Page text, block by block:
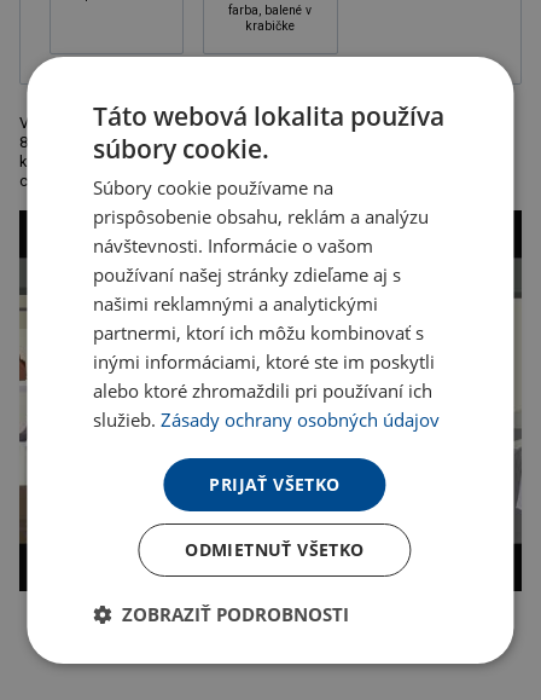
farba, balené v
krabičke
Vreckové zápisník A6 , pevné dosky, záložka, gumička pre uzatvorenie,
80 linkovaných listov, vrecko na zadnej strane. Balené v darčekovej
krabičke. Lepenka s papierom imitujúcim kožu. Rozmery: 14 x 1,5 x 9,5
cm.
Táto webová lokalita používa
súbory cookie.
Súbory cookie používame na
prispôsobenie obsahu, reklám a analýzu
návštevnosti. Informácie o vašom
používaní našej stránky zdieľame aj s
našimi reklamnými a analytickými
partnermi, ktorí ich môžu kombinovať s
inými informáciami, ktoré ste im poskytli
alebo ktoré zhromaždili pri používaní ich
služieb.Zásady ochrany osobných údajov
PRIJAŤ VŠETKO
ODMIETNUŤ VŠETKO
ZOBRAZIŤ PODROBNOSTI